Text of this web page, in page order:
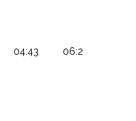
04:43 06:23